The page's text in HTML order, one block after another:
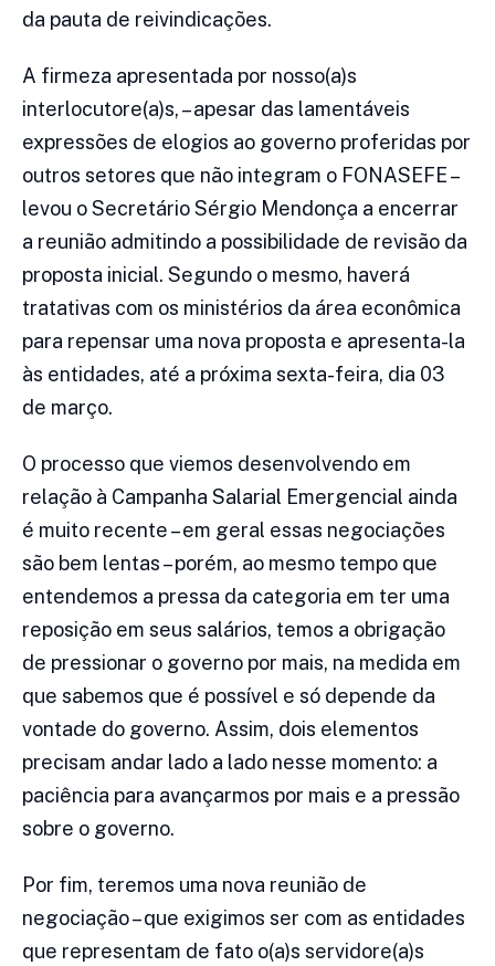
da pauta de reivindicações.
A firmeza apresentada por nosso(a)s
interlocutore(a)s, – apesar das lamentáveis
expressões de elogios ao governo proferidas por
outros setores que não integram o FONASEFE –
levou o Secretário Sérgio Mendonça a encerrar
a reunião admitindo a possibilidade de revisão da
proposta inicial. Segundo o mesmo, haverá
tratativas com os ministérios da área econômica
para repensar uma nova proposta e apresenta-la
às entidades, até a próxima sexta-feira, dia 03
de março.
O processo que viemos desenvolvendo em
relação à Campanha Salarial Emergencial ainda
é muito recente – em geral essas negociações
são bem lentas – porém, ao mesmo tempo que
entendemos a pressa da categoria em ter uma
reposição em seus salários, temos a obrigação
de pressionar o governo por mais, na medida em
que sabemos que é possível e só depende da
vontade do governo. Assim, dois elementos
precisam andar lado a lado nesse momento: a
paciência para avançarmos por mais e a pressão
sobre o governo.
Por fim, teremos uma nova reunião de
negociação – que exigimos ser com as entidades
que representam de fato o(a)s servidore(a)s